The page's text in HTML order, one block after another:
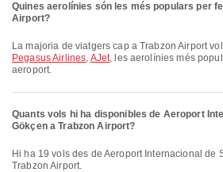
Quines aerolínies són les més populars per
Airport?
La majoria de viatgers cap a Trabzon Airport
Pegasus Airlines, AJet, les aerolínies més
aeroport.
Quants vols hi ha disponibles de Aeroport
Gökçen a Trabzon Airport?
Hi ha 19 vols des de Aeroport Internacional de Sabiha Gökçen fins a
Trabzon Airport.